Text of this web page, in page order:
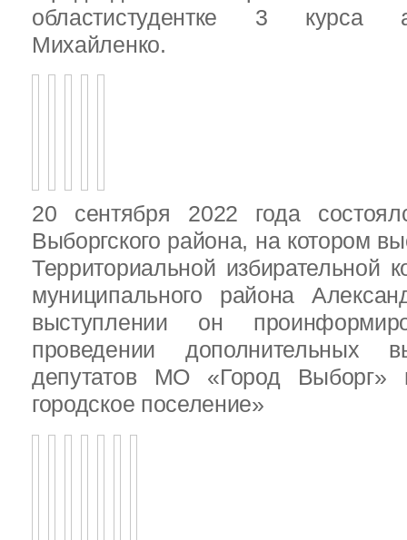
областистудентке 3 курса
Михайленко.
20 сентября 2022 года
Выборгского района, на котором
Территориальной избирательной
муниципального района
выступлении он
проведении дополнительных
депутатов МО «Город
городское поселение»